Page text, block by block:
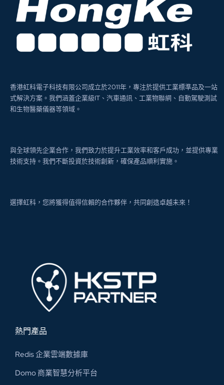
香港虹科電子科技有限公司成立於2011年，專注於提供工業標準品及一站
式解決方案。我們涵蓋企業級IT、汽車通訊、工業物聯網、自動駕駛測試
和生物醫藥儀器等領域。
與全球領先企業合作，我們致力於提升工業效率和客戶成功，並提供專業
技術支持。我們不斷投資於技術創新，確保產品順利實施。
選擇虹科，您將獲得值得信賴的合作夥伴，共同創造卓越未來！
熱門產品
Redis 企業雲端數據庫
Domo 商業智慧分析平台